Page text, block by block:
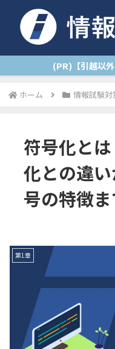
(PR)【引越以
ホーム 情報試験対
符号化と
化との違
号の特徴ま
第1章